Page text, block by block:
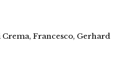
Crema,Francesco, Gerhard